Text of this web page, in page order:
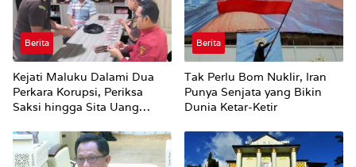
Berita
Kejati Maluku Dalami Dua
Perkara Korupsi, Periksa
Saksi hingga Sita Uang
Berita
Tak Perlu Bom Nuklir, Iran
Punya Senjata yang Bikin
Dunia Ketar-Ketir